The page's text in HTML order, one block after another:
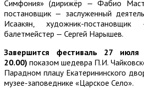
Симфония» (дирижёр — Фабио
постановщик — заслуженный
Исаакян, художник-
балетмейстер — Сергей Нарышев.
Завершится фестиваль 27 июля
20.00) показом шедевра П.И.
Парадном плацу Екатерининского
музее-заповеднике «Царское Село».